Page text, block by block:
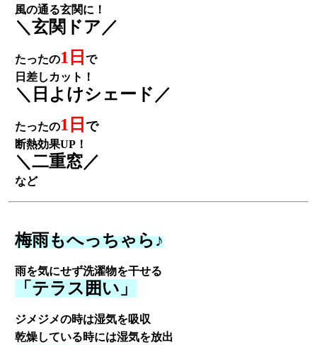
風の通る玄関に！
＼玄関ドア／
たったの1日 で
日差しカット！
＼日よけシェード／
たったの1日 で
断熱効果UP！
＼二重窓／
など
梅雨もへっちゃら♪
雨を気にせず洗濯物を干せる
「テラス囲い」
ジメジメの時は湿気を吸収
乾燥している時には湿気を放出